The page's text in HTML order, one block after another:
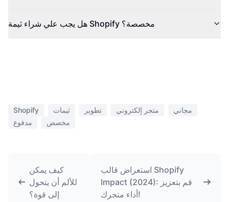
هل يجب علي شراء ثيمة Shopify مخصصة؟
Shopify ثيمات تطوير متجر إلكتروني
مجاني
مدفوع
مخصص
كيف يمكن
للألم أن يتحول
إلى قوة؟
استعراض قالب Shopify
Impact (2024): قم بتعزيز
أداء متجرك!